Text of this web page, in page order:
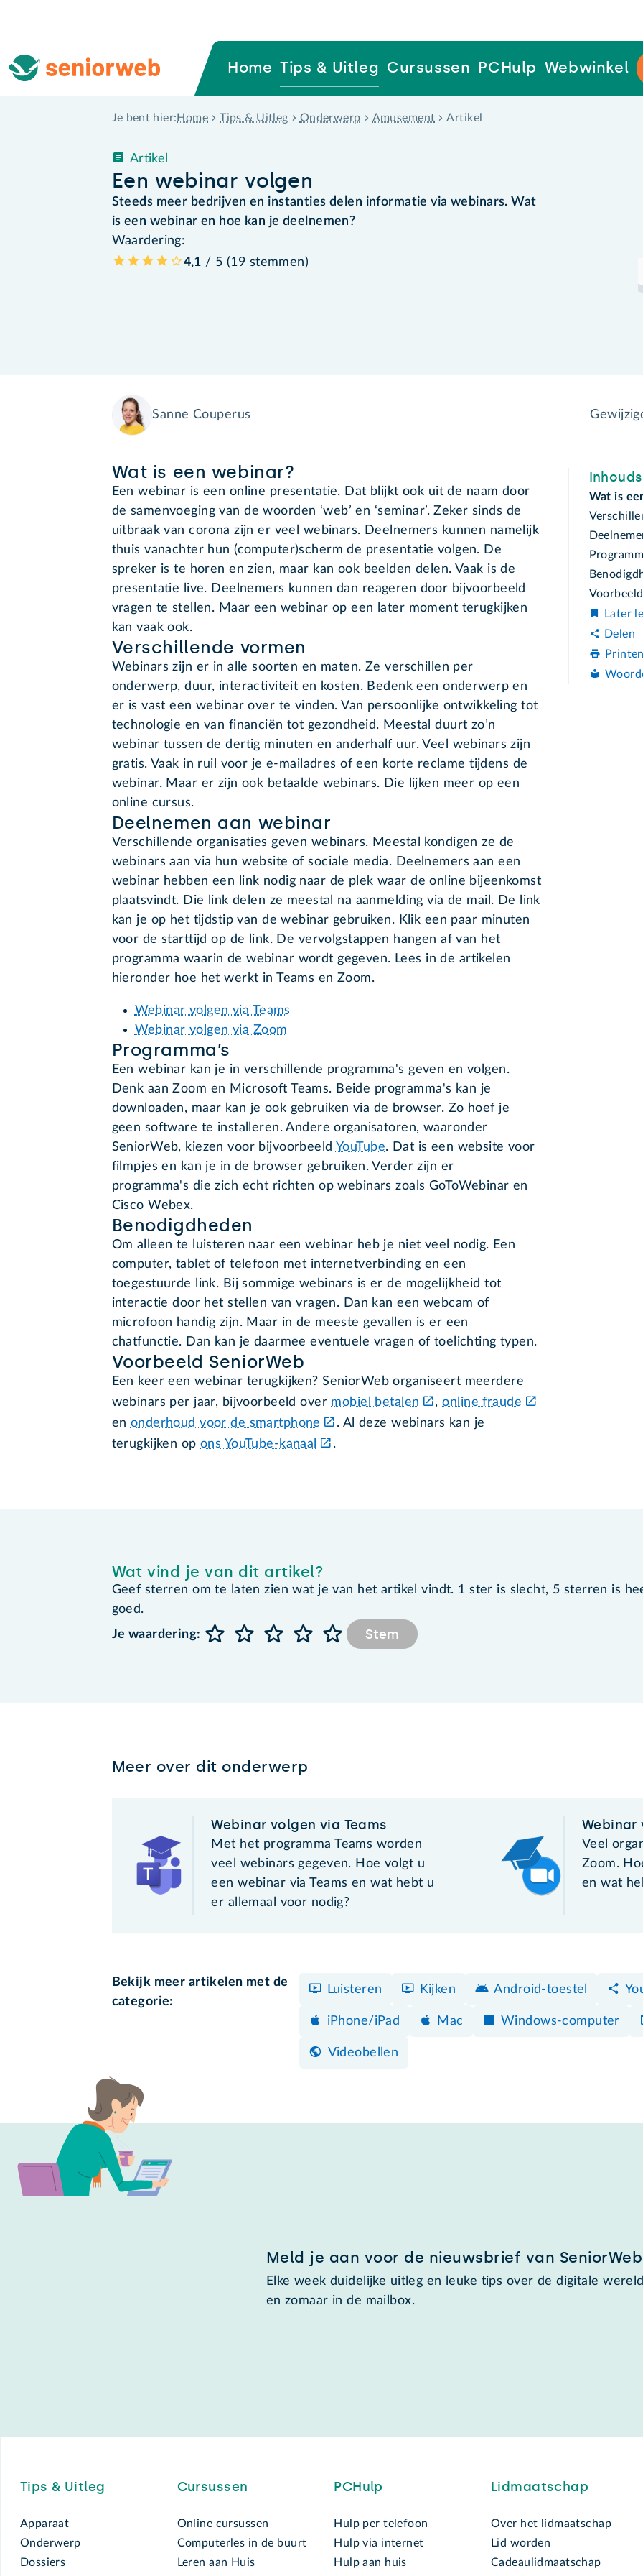
Home Tips & Uitleg Cursussen PCHulp Webwinkel
Je bent hier: Home Tips & Uitleg Onderwerp Amusement Artikel
Een webinar volgen
Artikel
Steeds meer bedrijven en instanties delen informatie via webinars. Wat
is een webinar en hoe kan je deelnemen?
Waardering:
4,1 / 5 (19 stemmen)
Sanne Couperus
Wat is een webinar?
Een webinar is een online presentatie. Dat blijkt ook uit de naam door
de samenvoeging van de woorden ‘web’ en ‘seminar’. Zeker sinds de
uitbraak van corona zijn er veel webinars. Deelnemers kunnen namelijk
thuis vanachter hun (computer)scherm de presentatie volgen. De
spreker is te horen en zien, maar kan ook beelden delen. Vaak is de
presentatie live. Deelnemers kunnen dan reageren door bijvoorbeeld
vragen te stellen. Maar een webinar op een later moment terugkijken
kan vaak ook.
Verschillende vormen
Webinars zijn er in alle soorten en maten. Ze verschillen per
onderwerp, duur, interactiviteit en kosten. Bedenk een onderwerp en
er is vast een webinar over te vinden. Van persoonlijke ontwikkeling tot
technologie en van financiën tot gezondheid. Meestal duurt zo’n
webinar tussen de dertig minuten en anderhalf uur. Veel webinars zijn
gratis. Vaak in ruil voor je e-mailadres of een korte reclame tijdens de
webinar. Maar er zijn ook betaalde webinars. Die lijken meer op een
online cursus.
Deelnemen aan webinar
Verschillende organisaties geven webinars. Meestal kondigen ze de
webinars aan via hun website of sociale media. Deelnemers aan een
webinar hebben een link nodig naar de plek waar de online bijeenkomst
plaatsvindt. Die link delen ze meestal na aanmelding via de mail. De link
kan je op het tijdstip van de webinar gebruiken. Klik een paar minuten
voor de starttijd op de link. De vervolgstappen hangen af van het
programma waarin de webinar wordt gegeven. Lees in de artikelen
hieronder hoe het werkt in Teams en Zoom.
Webinar volgen via Teams
Webinar volgen via Zoom
Programma’s
Een webinar kan je in verschillende programma's geven en volgen.
Denk aan Zoom en Microsoft Teams. Beide programma's kan je
downloaden, maar kan je ook gebruiken via de browser. Zo hoef je
geen software te installeren. Andere organisatoren, waaronder
SeniorWeb, kiezen voor bijvoorbeeld YouTube. Dat is een website voor
filmpjes en kan je in de browser gebruiken. Verder zijn er
programma's die zich echt richten op webinars zoals GoToWebinar en
Cisco Webex.
Benodigdheden
Om alleen te luisteren naar een webinar heb je niet veel nodig. Een
computer, tablet of telefoon met internetverbinding en een
toegestuurde link. Bij sommige webinars is er de mogelijkheid tot
interactie door het stellen van vragen. Dan kan een webcam of
microfoon handig zijn. Maar in de meeste gevallen is er een
chatfunctie. Dan kan je daarmee eventuele vragen of toelichting typen.
Voorbeeld SeniorWeb
Een keer een webinar terugkijken? SeniorWeb organiseert meerdere
webinars per jaar, bijvoorbeeld over mobiel betalen ,online fraude
en onderhoud voor de smartphone
. Al deze webinars kan je
terugkijken op ons YouTube-kanaal .
Wat is
Later
Delen
Wat vind je van dit artikel?
Geef sterren om te laten zien wat je van het artikel vindt. 1 ster is slecht, 5 sterren is
goed.
Je waardering:
Stem
Meer over dit onderwerp
Webinar volgen via Teams
Met het programma Teams worden
veel webinars gegeven. Hoe volgt u
een webinar via Teams en wat hebt u
er allemaal voor nodig?
Webinar
Veel
Zoom.
en wat
Bekijk meer artikelen met de
categorie:
Luisteren Kijken Android-toestel
iPhone/iPad Mac Windows-computer
Videobellen
Meld je aan voor de nieuwsbrief van SeniorWeb
Elke week duidelijke uitleg en leuke tips over de digitale
en zomaar in de mailbox.
Tips & Uitleg
Apparaat
Onderwerp
Dossiers
Cursussen
Online cursussen
Computerles in de buurt
Leren aan Huis
PCHulp
Hulp per telefoon
Hulp via internet
Hulp aan huis
Lidmaatschap
Over het lidmaatschap
Lid worden
Cadeaulidmaatschap